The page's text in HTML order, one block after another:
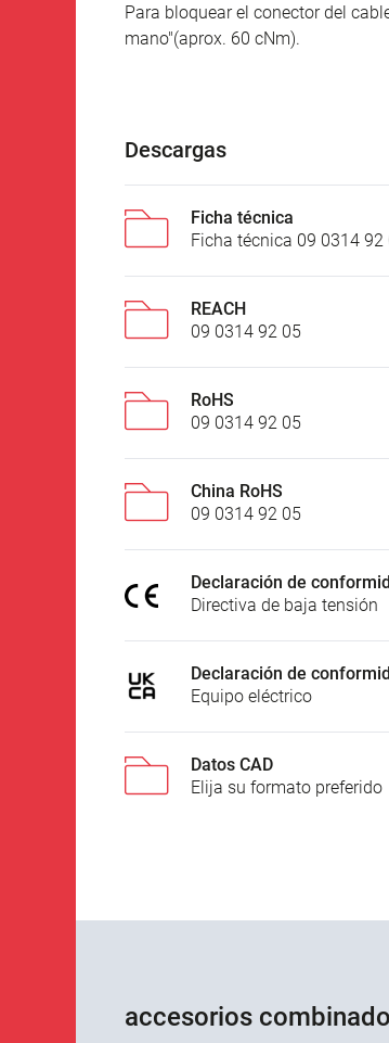
Para bloquear el conector del
mano"(aprox. 60 cNm).
Descargas
Ficha técnica
Ficha técnica 09 0314 92
REACH
09 0314 92 05
RoHS
09 0314 92 05
China RoHS
09 0314 92 05
Declaración de
Directiva de baja tensión
Declaración de
Equipo eléctrico
Datos CAD
Elija su formato preferido
accesorios